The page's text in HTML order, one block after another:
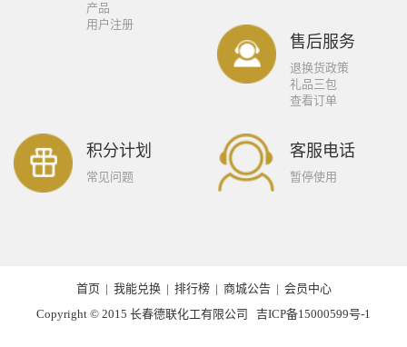
产品
用户注册
售后服务
退换货政策
礼品三包
查看订单
积分计划
常见问题
客服电话
暂停使用
首页| 我能兑换| 排行榜| 商城公告| 会员中心
Copyright © 2015 长春德联化工有限公司 吉ICP备15000599号-1